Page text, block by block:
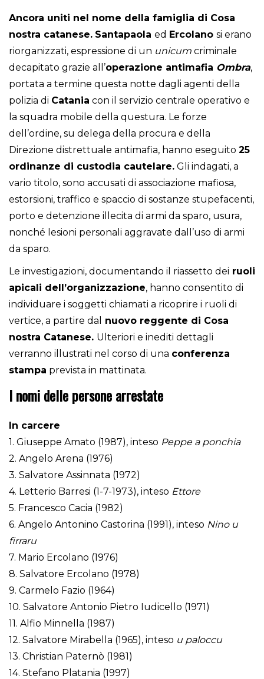
Ancora uniti nel nome della famiglia di Cosa
nostra catanese. Santapaola ed Ercolano si erano
riorganizzati, espressione di un unicum criminale
decapitato grazie all’operazione antimafia Ombra,
portata a termine questa notte dagli agenti della
polizia di Catania con il servizio centrale operativo e
la squadra mobile della questura. Le forze
dell’ordine, su delega della procura e della
Direzione distrettuale antimafia, hanno eseguito 25
ordinanze di custodia cautelare. Gli indagati, a
vario titolo, sono accusati di associazione mafiosa,
estorsioni, traffico e spaccio di sostanze stupefacenti,
porto e detenzione illecita di armi da sparo, usura,
nonché lesioni personali aggravate dall’uso di armi
da sparo.
Le investigazioni, documentando il riassetto dei ruoli
apicali dell’organizzazione, hanno consentito di
individuare i soggetti chiamati a ricoprire i ruoli di
vertice, a partire dal
nuovo reggente di Cosa
nostra Catanese. Ulteriori e inediti dettagli
verranno illustrati nel corso di una conferenza
stampa prevista in mattinata.
I nomi delle persone arrestate
In carcere
1. Giuseppe Amato (1987), inteso Peppe a ponchia
2. Angelo Arena (1976)
3. Salvatore Assinnata (1972)
4. Letterio Barresi (1-7-1973), inteso Ettore
5. Francesco Cacia (1982)
6. Angelo Antonino Castorina (1991), inteso Nino u
firraru
7. Mario Ercolano (1976)
8. Salvatore Ercolano (1978)
9. Carmelo Fazio (1964)
10. Salvatore Antonio Pietro Iudicello (1971)
11. Alfio Minnella (1987)
12. Salvatore Mirabella (1965), inteso u paloccu
13. Christian Paternò (1981)
14. Stefano Platania (1997)